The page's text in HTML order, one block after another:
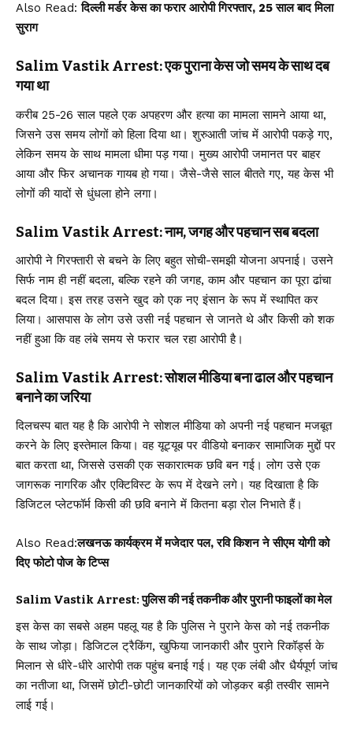
Also Read:दिल्ली मर्डर केस का फरार आरोपी गिरफ्तार, 25 साल बाद मिला
सुराग
Salim Vastik Arrest: एक पुराना केस जो समय के साथ दब
गया था
करीब 25-26 साल पहले एक अपहरण और हत्या का मामला सामने आया था,
जिसने उस समय लोगों को हिला दिया था। शुरुआती जांच में आरोपी पकड़े गए,
लेकिन समय के साथ मामला धीमा पड़ गया। मुख्य आरोपी जमानत पर बाहर
आया और फिर अचानक गायब हो गया। जैसे-जैसे साल बीतते गए, यह केस भी
लोगों की यादों से धुंधला होने लगा।
Salim Vastik Arrest: नाम, जगह और पहचान सब बदला
आरोपी ने गिरफ्तारी से बचने के लिए बहुत सोची-समझी योजना अपनाई। उसने
सिर्फ नाम ही नहीं बदला, बल्कि रहने की जगह, काम और पहचान का पूरा ढांचा
बदल दिया। इस तरह उसने खुद को एक नए इंसान के रूप में स्थापित कर
लिया। आसपास के लोग उसे उसी नई पहचान से जानते थे और किसी को शक
नहीं हुआ कि वह लंबे समय से फरार चल रहा आरोपी है।
Salim Vastik Arrest: सोशल मीडिया बना ढाल और पहचान
बनाने का जरिया
दिलचस्प बात यह है कि आरोपी ने सोशल मीडिया को अपनी नई पहचान मजबूत
करने के लिए इस्तेमाल किया। वह यूट्यूब पर वीडियो बनाकर सामाजिक मुद्दों पर
बात करता था, जिससे उसकी एक सकारात्मक छवि बन गई। लोग उसे एक
जागरूक नागरिक और एक्टिविस्ट के रूप में देखने लगे। यह दिखाता है कि
डिजिटल प्लेटफॉर्म किसी की छवि बनाने में कितना बड़ा रोल निभाते हैं।
Also Read:लखनऊ कार्यक्रम में मजेदार पल, रवि किशन ने सीएम योगी को
दिए फोटो पोज के टिप्स
Salim Vastik Arrest: पुलिस की नई तकनीक और पुरानी फाइलों का मेल
इस केस का सबसे अहम पहलू यह है कि पुलिस ने पुराने केस को नई तकनीक
के साथ जोड़ा। डिजिटल ट्रैकिंग, खुफिया जानकारी और पुराने रिकॉर्ड्स के
मिलान से धीरे-धीरे आरोपी तक पहुंच बनाई गई। यह एक लंबी और धैर्यपूर्ण जांच
का नतीजा था, जिसमें छोटी-छोटी जानकारियों को जोड़कर बड़ी तस्वीर सामने
लाई गई।